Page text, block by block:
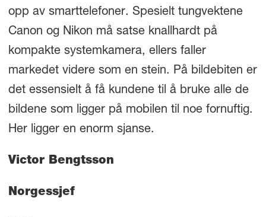
opp av smarttelefoner. Spesielt tungvektene
Canon og Nikon må satse knallhardt på
kompakte systemkamera, ellers faller
markedet videre som en stein. På bildebiten er
det essensielt å få kundene til å bruke alle de
bildene som ligger på mobilen til noe fornuftig.
Her ligger en enorm sjanse.
Victor Bengtsson
Norgessjef